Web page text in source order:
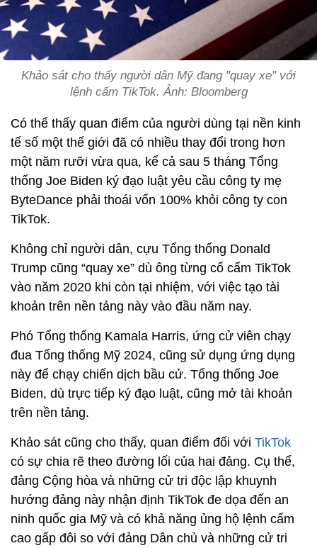
Khảo sát cho thấy người dân Mỹ đang "quay xe" với
lệnh cấm TikTok. Ảnh: Bloomberg
Có thể thấy quan điểm của người dùng tại nền kinh
tế số một thế giới đã có nhiều thay đổi trong hơn
một năm rưỡi vừa qua, kể cả sau 5 tháng Tổng
thống Joe Biden ký đạo luật yêu cầu công ty mẹ
ByteDance phải thoái vốn 100% khỏi công ty con
TikTok.
Không chỉ người dân, cựu Tổng thống Donald
Trump cũng “quay xe” dù ông từng cố cấm TikTok
vào năm 2020 khi còn tại nhiệm, với việc tạo tài
khoản trên nền tảng này vào đầu năm nay.
Phó Tổng thống Kamala Harris, ứng cử viên chạy
đua Tổng thống Mỹ 2024, cũng sử dụng ứng dụng
này để chạy chiến dịch bầu cử. Tổng thống Joe
Biden, dù trực tiếp ký đạo luật, cũng mở tài khoản
trên nền tảng.
Khảo sát cũng cho thấy, quan điểm đối với TikTok
có sự chia rẽ theo đường lối của hai đảng. Cụ thể,
đảng Cộng hòa và những cử tri độc lập khuynh
hướng đảng này nhận định TikTok đe dọa đến an
ninh quốc gia Mỹ và có khả năng ủng hộ lệnh cấm
cao gấp đôi so với đảng Dân chủ và những cử tri